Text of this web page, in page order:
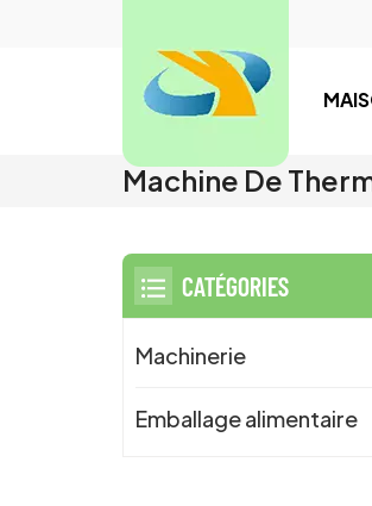
Machine De
CATÉGORIES
Machinerie
Emballage alimentaire